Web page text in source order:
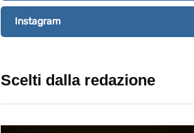
Instagram
Scelti dalla redazione